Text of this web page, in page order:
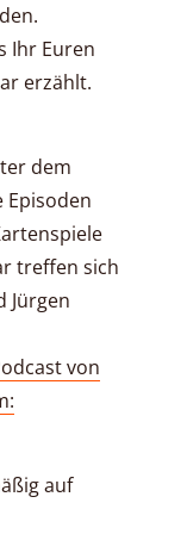
Ihr Euren
erzählt.
dem
Episoden
treffen sich
Jürgen
von
auf